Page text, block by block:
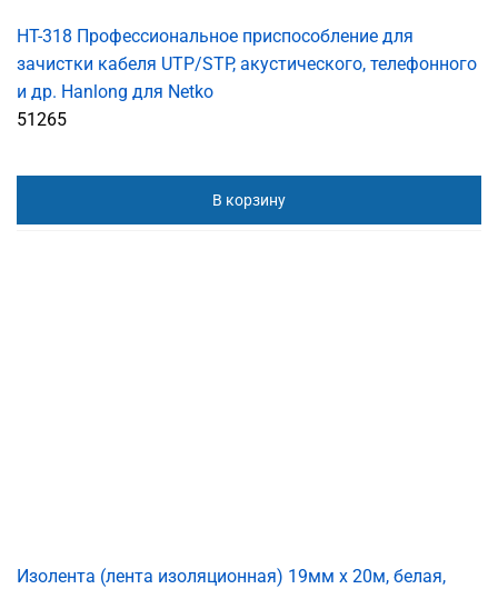
HT-318 Профессиональное приспособление для
зачистки кабеля UTP/STP, акустического, телефонного
и др. Hanlong для Netko
51265
В корзину
Изолента (лента изоляционная) 19мм х 20м, белая,